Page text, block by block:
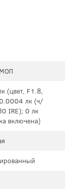
(цвет, F1.8,
лк (ч/
IRE); 0 лк
включена)